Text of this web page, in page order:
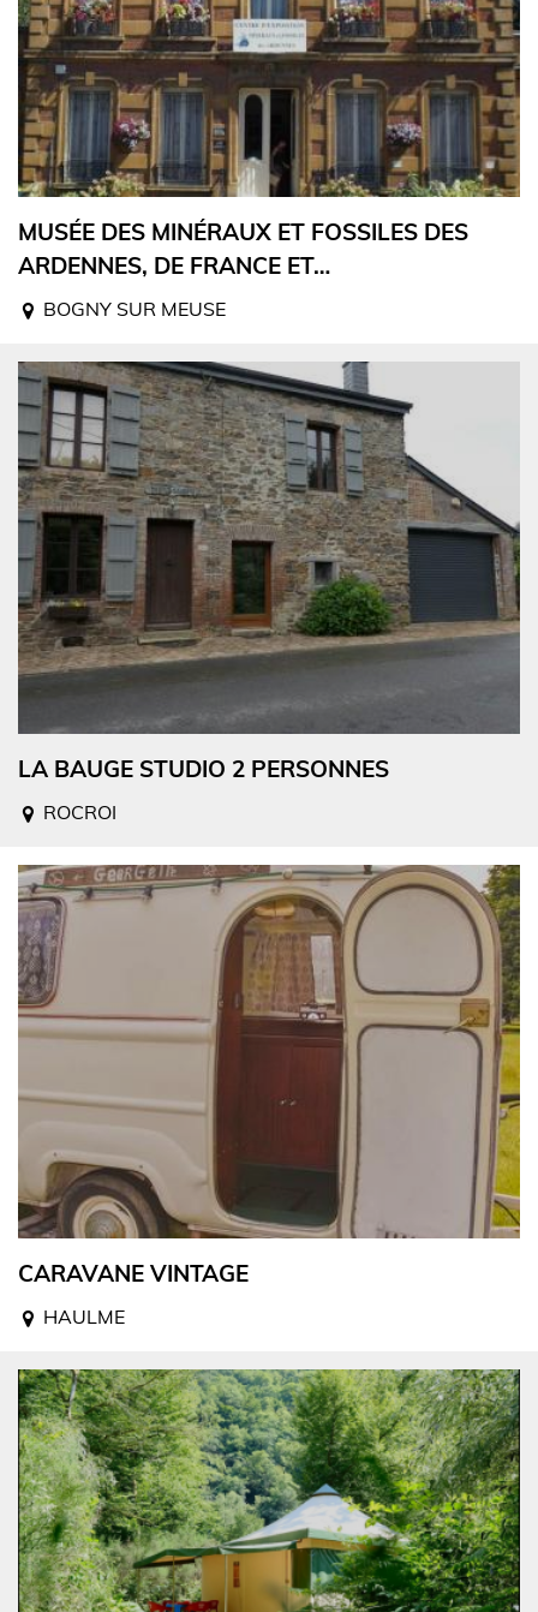
MUSÉE DES MINÉRAUX ET FOSSILES DES
ARDENNES, DE FRANCE ET…
BOGNY SUR MEUSE
LA BAUGE STUDIO 2 PERSONNES
ROCROI
CARAVANE VINTAGE
HAULME